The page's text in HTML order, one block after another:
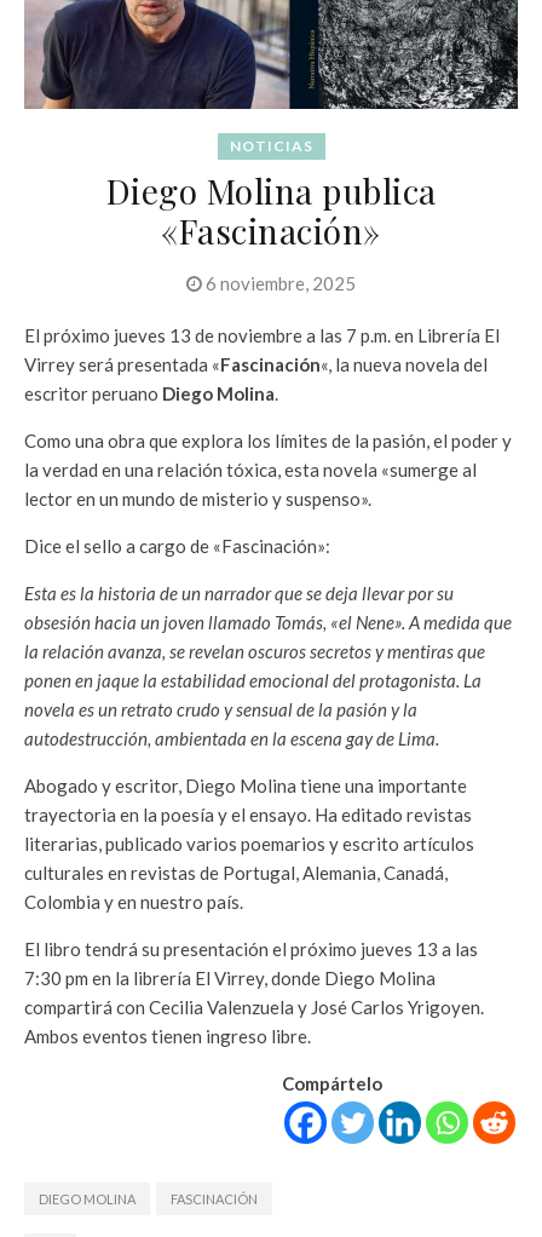
NOTICIAS
Diego Molina publica
«Fascinación»
6 noviembre, 2025
El próximo jueves 13 de noviembre a las 7 p.m. en Librería El
Virrey será presentada «Fascinación«, la nueva novela del
escritor peruano Diego Molina.
Como una obra que explora los límites de la pasión, el poder y
la verdad en una relación tóxica, esta novela «sumerge al
lector en un mundo de misterio y suspenso».
Dice el sello a cargo de «Fascinación»:
Esta es la historia de un narrador que se deja llevar por su
obsesión hacia un joven llamado Tomás, «el Nene». A medida que
la relación avanza, se revelan oscuros secretos y mentiras que
ponen en jaque la estabilidad emocional del protagonista. La
novela es un retrato crudo y sensual de la pasión y la
autodestrucción, ambientada en la escena gay de Lima.
Abogado y escritor, Diego Molina tiene una importante
trayectoria en la poesía y el ensayo. Ha editado revistas
literarias, publicado varios poemarios y escrito artículos
culturales en revistas de Portugal, Alemania, Canadá,
Colombia y en nuestro país.
El libro tendrá su presentación el próximo jueves 13 a las
7:30 pm en la librería El Virrey, donde Diego Molina
compartirá con Cecilia Valenzuela y José Carlos Yrigoyen.
Ambos eventos tienen ingreso libre.
Compártelo
DIEGO MOLINA FASCINACIÓN